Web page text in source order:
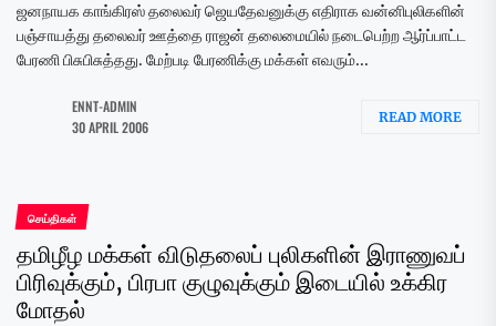
ஜனநாயக காங்கிரஸ் தலைவர் ஜெயதேவனுக்கு எதிராக வன்னிபுலிகளின்
பஞ்சாயத்து தலைவர் ஊத்தை ராஜன் தலைமையில் நடைபெற்ற ஆர்ப்பாட்ட
பேரணி பிசுபிசுத்தது. மேற்படி பேரணிக்கு மக்கள் எவரும்...
ENNT-ADMIN
30 APRIL 2006
READ MORE
செய்திகள்
தமிழீழ மக்கள் விடுதலைப் புலிகளின் இராணுவப்
பிரிவுக்கும், பிரபா குழுவுக்கும் இடையில் உக்கிர
மோதல்